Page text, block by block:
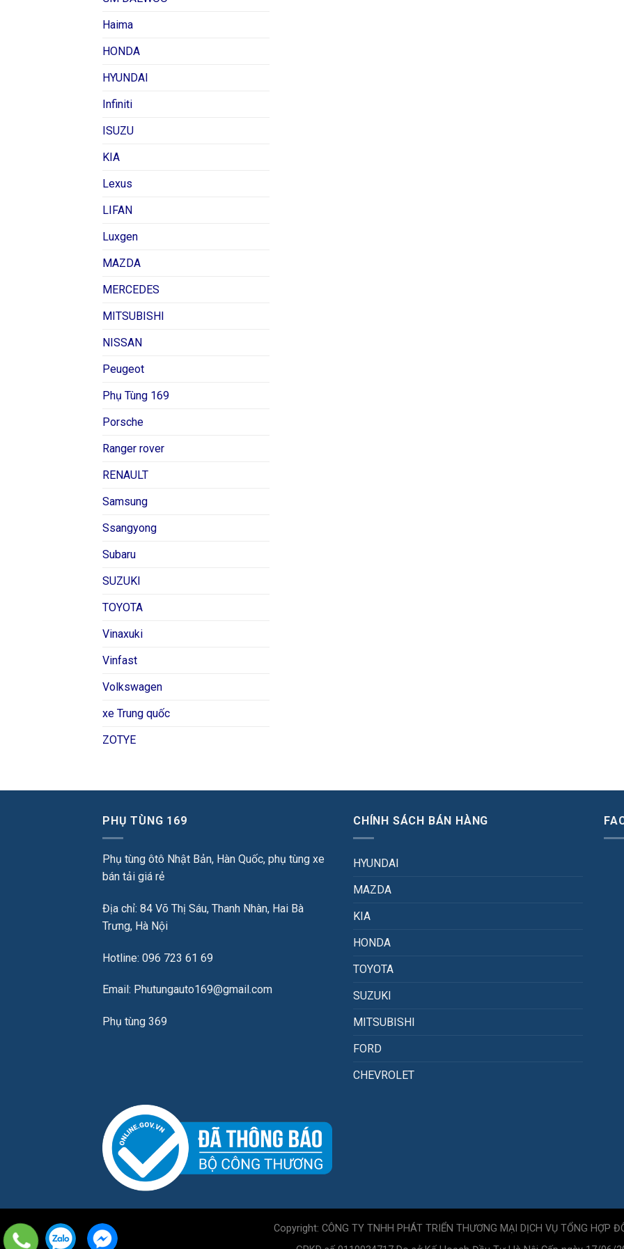
Haima
HONDA
HYUNDAI
Infiniti
ISUZU
KIA
Lexus
LIFAN
Luxgen
MAZDA
MERCEDES
MITSUBISHI
NISSAN
Peugeot
Phụ Tùng 169
Porsche
Ranger rover
RENAULT
Samsung
Ssangyong
Subaru
SUZUKI
TOYOTA
Vinaxuki
Vinfast
Volkswagen
xe Trung quốc
ZOTYE
PHỤ TÙNG 169
Phụ tùng ôtô Nhật Bản, Hàn Quốc, phụ tùng xe
bán tải giá rẻ
Địa chỉ: 84 Võ Thị Sáu, Thanh Nhàn, Hai Bà
Trưng, Hà Nội
Hotline: 096 723 61 69
Email: Phutungauto169@gmail.com
Phụ tùng 369
CHÍNH SÁCH BÁN HÀNG
HYUNDAI
MAZDA
KIA
HONDA
TOYOTA
SUZUKI
MITSUBISHI
FORD
CHEVROLET
Copyright: CÔNG TY TNHH PHÁT TRIỂN THƯƠNG MẠI DỊCH VỤ TỔNG HỢP